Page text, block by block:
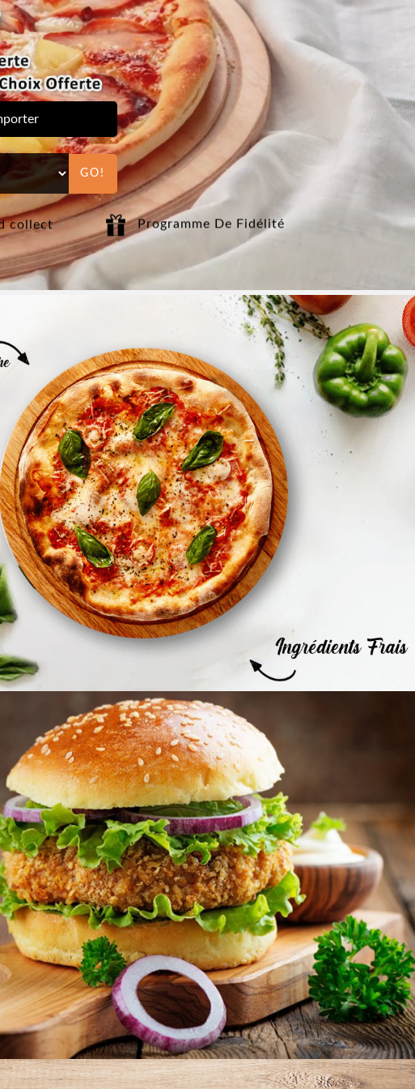
GO!
collect Programme De Fidélité